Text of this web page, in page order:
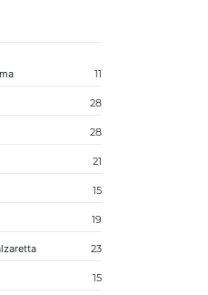
11
28
28
21
15
19
23
15